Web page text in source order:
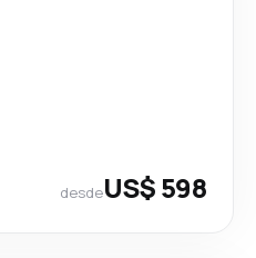
desdeUS$ 598